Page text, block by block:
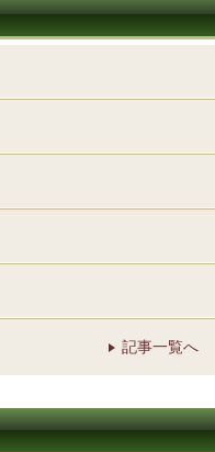
記事一覧へ